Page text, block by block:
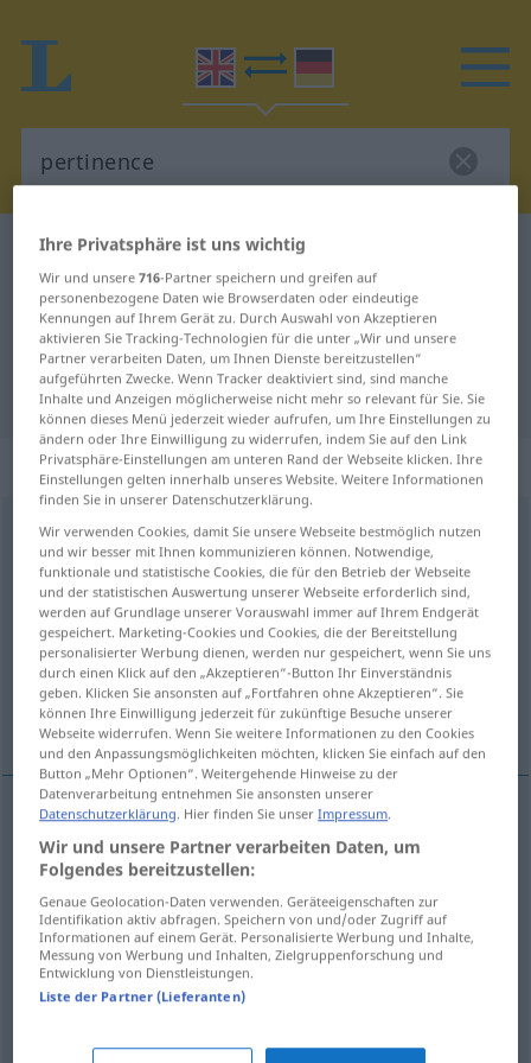
Englisch-Deutsch Wörterbuch
Englisch-Deutsch Übersetzung für
"pertinence"
"pertinence" Deutsch Übersetzung
„pertinence“
pertinence [ˈpəː(r)tinəns],a. pertinency [-si]s
Übersicht aller Übersetzungen
(Für mehr Details die Übersetzung anklicken/antippen)
Angemessenheit, Gemäßheit, Schicklichkeit
angemessene Ausdrucksweise
Angemessenheitf pertinenceappropriateness
Gemäßheitf pertinenceappropriateness
Schicklichkeitf pertinence appropriateness
Ihre Privatsphäre ist uns wichtig
Wir und unsere716-Partner speichern und greifen auf
personenbezogene Daten wie Browserdaten oder eindeutige
Kennungen auf Ihrem Gerät zu. Durch Auswahl von Akzeptieren
aktivieren Sie Tracking-Technologien für die unter „Wir und unsere
Partner verarbeiten Daten, um Ihnen Dienste bereitzustellen“
aufgeführten Zwecke. Wenn Tracker deaktiviert sind, sind manche
Inhalte und Anzeigen möglicherweise nicht mehr so relevant für Sie. Sie
können dieses Menü jederzeit wieder aufrufen, um Ihre Einstellungen zu
ändern oder Ihre Einwilligung zu widerrufen, indem Sie auf den Link
Privatsphäre-Einstellungen am unteren Rand der Webseite klicken. Ihre
Einstellungen gelten innerhalb unseres Website. Weitere Informationen
finden Sie in unserer Datenschutzerklärung.
Wir verwenden Cookies, damit Sie unsere Webseite bestmöglich nutzen
und wir besser mit Ihnen kommunizieren können. Notwendige,
funktionale und statistische Cookies, die für den Betrieb der Webseite
und der statistischen Auswertung unserer Webseite erforderlich sind,
werden auf Grundlage unserer Vorauswahl immer auf Ihrem Endgerät
gespeichert. Marketing-Cookies und Cookies, die der Bereitstellung
personalisierter Werbung dienen, werden nur gespeichert, wenn Sie uns
durch einen Klick auf den „Akzeptieren“-Button Ihr Einverständnis
geben. Klicken Sie ansonsten auf „Fortfahren ohne Akzeptieren“. Sie
können Ihre Einwilligung jederzeit für zukünftige Besuche unserer
Webseite widerrufen. Wenn Sie weitere Informationen zu den Cookies
und den Anpassungsmöglichkeiten möchten, klicken Sie einfach auf den
Button „Mehr Optionen“. Weitergehende Hinweise zu der
Datenverarbeitung entnehmen Sie ansonsten unserer
Datenschutzerklärung. Hier finden Sie unserImpressum.
Wir und unsere Partner verarbeiten Daten, um
Folgendes bereitzustellen:
Genaue Geolocation-Daten verwenden. Geräteeigenschaften zur
Identifikation aktiv abfragen. Speichern von und/oder Zugriff auf
Informationen auf einem Gerät. Personalisierte Werbung und Inhalte,
Messung von Werbung und Inhalten, Zielgruppenforschung und
Entwicklung von Dienstleistungen.
Liste der Partner (Lieferanten)